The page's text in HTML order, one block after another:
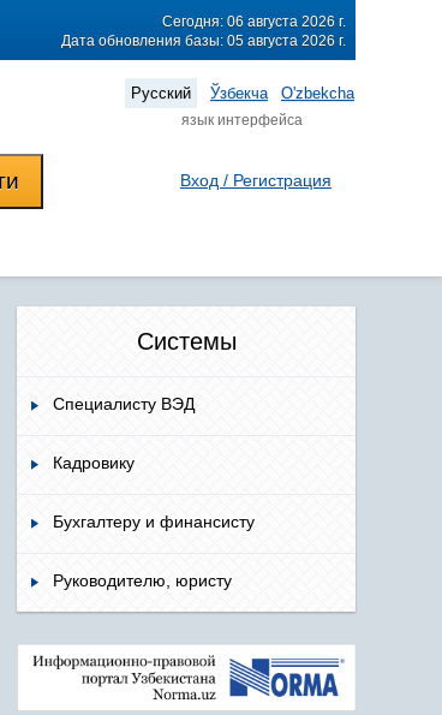
Сегодня: 06 августа 2026 г.
Дата обновления базы: 05 августа 2026 г.
Русский Ўзбекча O'zbekcha
язык интерфейса
Вход / Регистрация
Системы
Специалисту ВЭД
Кадровику
Бухгалтеру и финансисту
Руководителю, юристу